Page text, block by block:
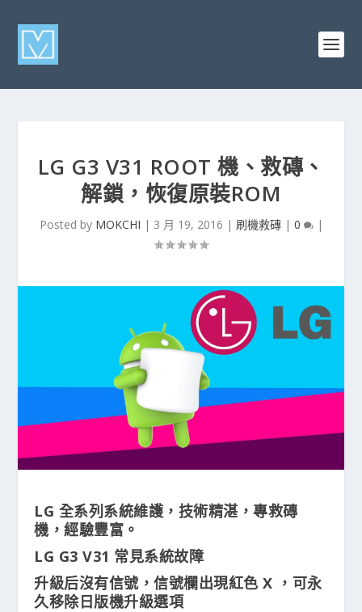
LG G3 V31 ROOT 機、救磚、
解鎖，恢復原裝ROM
Posted by MOKCHI | 3 月 19, 2016 | 刷機救磚| 0 |
LG 全系列系統維護，技術精湛，專救磚
機，經驗豐富。
LG G3 V31 常見系統故障
升級后沒有信號，信號欄出現紅色 X ，可永
久移除日版機升級選項